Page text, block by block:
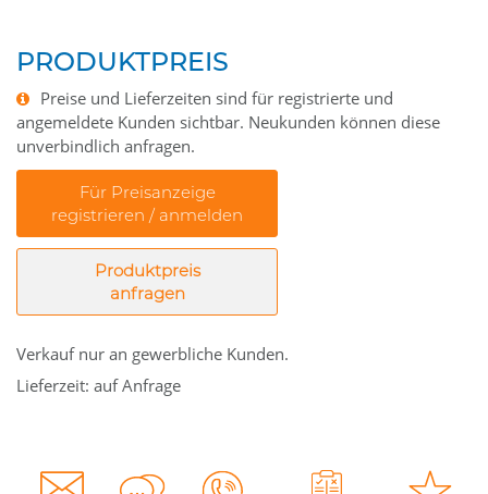
PRODUKTPREIS
Preise und Lieferzeiten sind für registrierte und
angemeldete Kunden sichtbar. Neukunden können diese
unverbindlich anfragen.
Für Preisanzeige
registrieren / anmelden
Produktpreis
anfragen
Verkauf nur an gewerbliche Kunden.
Lieferzeit: auf Anfrage